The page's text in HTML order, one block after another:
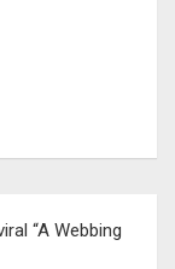
“A Webbing